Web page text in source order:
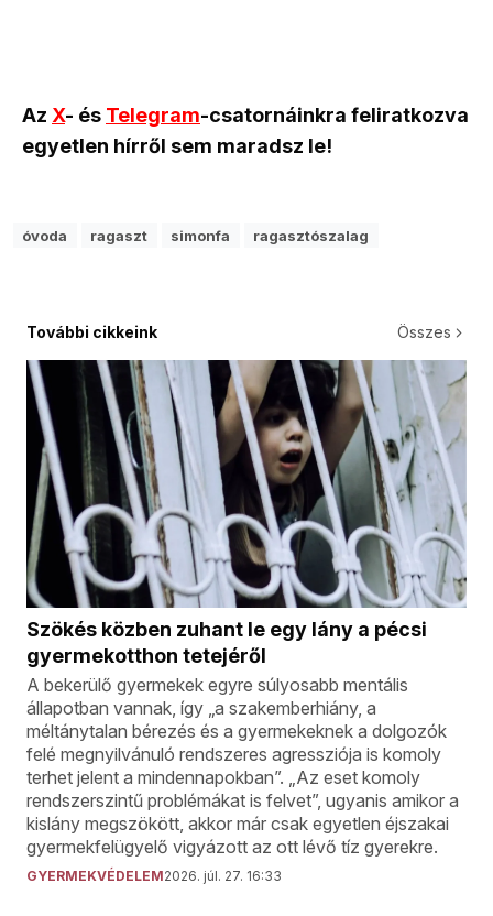
Az X- és Telegram-csatornáinkra feliratkozva
egyetlen hírről sem maradsz le!
óvoda ragaszt simonfa ragasztószalag
További cikkeink Összes
Szökés közben zuhant le egy lány a pécsi
gyermekotthon tetejéről
A bekerülő gyermekek egyre súlyosabb mentális
állapotban vannak, így „a szakemberhiány, a
méltánytalan bérezés és a gyermekeknek a dolgozók
felé megnyilvánuló rendszeres agressziója is komoly
terhet jelent a mindennapokban”. „Az eset komoly
rendszerszintű problémákat is felvet”, ugyanis amikor a
kislány megszökött, akkor már csak egyetlen éjszakai
gyermekfelügyelő vigyázott az ott lévő tíz gyerekre.
GYERMEKVÉDELEM2026. júl. 27. 16:33